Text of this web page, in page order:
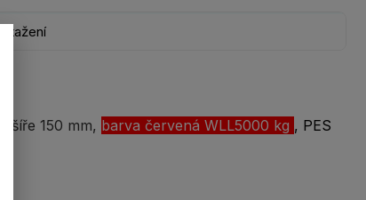
stažení
šíře 150 mm, barva červená WLL5000 kg , PES